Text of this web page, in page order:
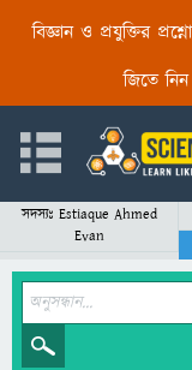
বিজ্ঞান ও প্রযুক্তির
জিতে নিন
সদস্যঃ Estiaque Ahmed
Evan